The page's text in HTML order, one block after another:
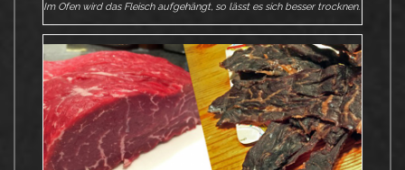
Im Ofen wird das Fleisch aufgehängt, so lässt es sich besser trocknen.